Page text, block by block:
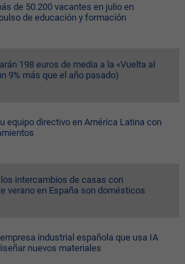
de 50.200 vacantes en julio en
de educación y formación
198 euros de media a la «Vuelta al
9% más que el año pasado)
equipo directivo en América Latina con
intercambios de casas con
verano en España son domésticos
industrial española que usa IA
nuevos materiales